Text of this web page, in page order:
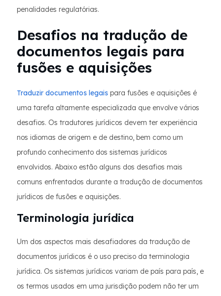
penalidades regulatórias.
Desafios na tradução de
documentos legais para
fusões e aquisições
Traduzir documentos legais para fusões e aquisições é
uma tarefa altamente especializada que envolve vários
desafios. Os tradutores jurídicos devem ter experiência
nos idiomas de origem e de destino, bem como um
profundo conhecimento dos sistemas jurídicos
envolvidos. Abaixo estão alguns dos desafios mais
comuns enfrentados durante a tradução de documentos
jurídicos de fusões e aquisições.
Terminologia jurídica
Um dos aspectos mais desafiadores da tradução de
documentos jurídicos é o uso preciso da terminologia
jurídica. Os sistemas jurídicos variam de país para país, e
os termos usados em uma jurisdição podem não ter um